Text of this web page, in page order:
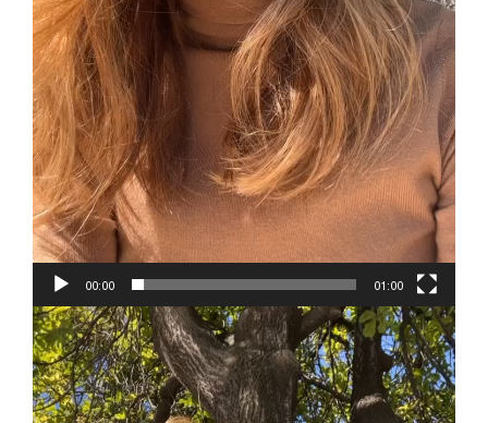
00:00 01:00
Reproductor
de
vídeo